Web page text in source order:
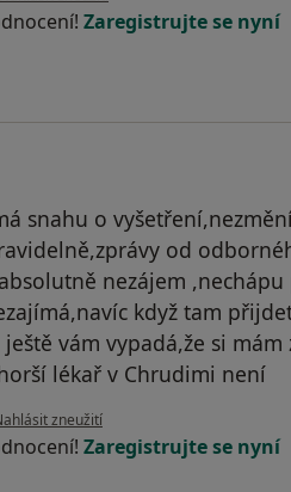
Zaregistrujte se nyní
snahu o
od
nezájem
když tam
vám vypadá,že si mám
lékař v Chrudimi není
názoru uživatele Pacient
zneužití
Zaregistrujte se nyní